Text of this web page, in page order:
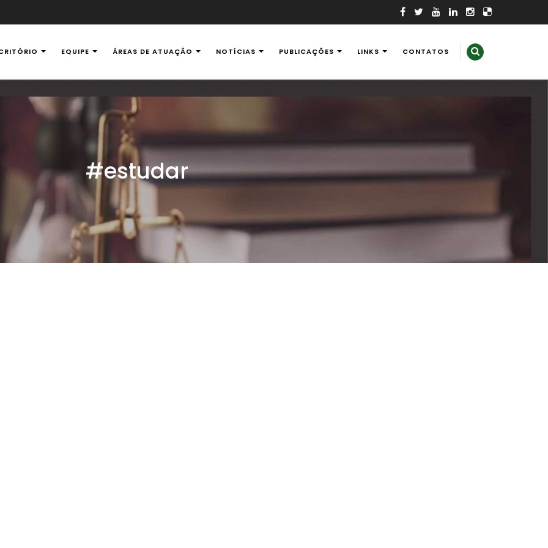
Ambiental
EQUIPE ÁREAS DE ATUAÇÃO NOTÍCIAS PUBLICAÇÕES LINKS CONTATOS
#estudar